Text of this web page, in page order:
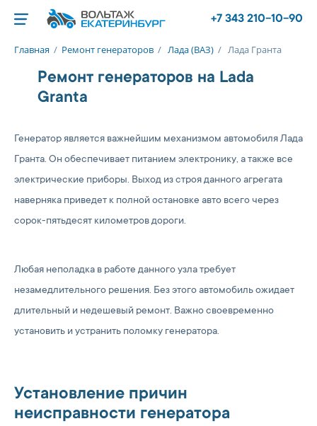
+7 343 210-10-90
Главная / Ремонт генераторов / Лада (ВАЗ) / Лада Гранта
Ремонт генераторов на Lada
Granta
Генератор является важнейшим механизмом автомобиля Лада
Гранта. Он обеспечивает питанием электронику, а также все
электрические приборы. Выход из строя данного агрегата
наверняка приведет к полной остановке авто всего через
сорок-пятьдесят километров дороги.
Любая неполадка в работе данного узла требует
незамедлительного решения. Без этого автомобиль ожидает
длительный и недешевый ремонт. Важно своевременно
установить и устранить поломку генератора.
Установление причин
неисправности генератора